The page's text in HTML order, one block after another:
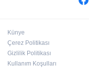
Künye
Çerez Politikası
Gizlilik Politikası
Kullanım Koşulları